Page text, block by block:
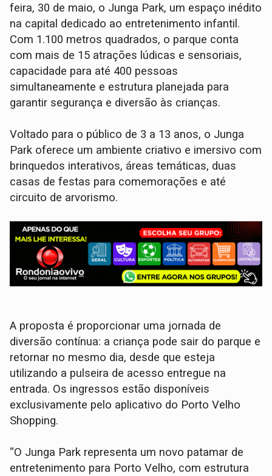
feira, 30 de maio, o Junga Park, um espaço inédito
na capital dedicado ao entretenimento infantil.
Com 1.100 metros quadrados, o parque conta
com mais de 15 atrações lúdicas e sensoriais,
capacidade para até 400 pessoas
simultaneamente e estrutura planejada para
garantir segurança e diversão às crianças.
Voltado para o público de 3 a 13 anos, o Junga
Park oferece um ambiente criativo e imersivo com
brinquedos interativos, áreas temáticas, duas
casas de festas para comemorações e até
circuito de arvorismo.
A proposta é proporcionar uma jornada de
diversão contínua: a criança pode sair do parque e
retornar no mesmo dia, desde que esteja
utilizando a pulseira de acesso entregue na
entrada. Os ingressos estão disponíveis
exclusivamente pelo aplicativo do Porto Velho
Shopping.
“O Junga Park representa um novo patamar de
entretenimento para Porto Velho, com estrutura